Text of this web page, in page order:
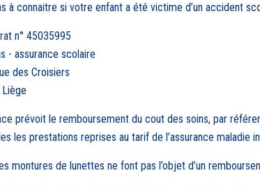
à connaitre si votre enfant a été victime d’un accident
scolaire
Croisiers
prévoit le remboursement du cout des soins, par
les prestations reprises au tarif de l’assurance maladie
montures de lunettes ne font pas l’objet d’un